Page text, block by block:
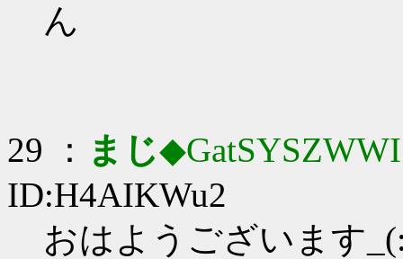
ん
29 ： まじ◆GatSYSZWWI
ID:H4AIKWu2
おはようございます